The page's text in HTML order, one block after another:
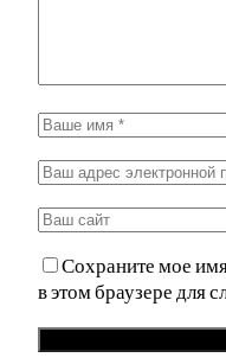
Сохраните мое
в этом браузере для